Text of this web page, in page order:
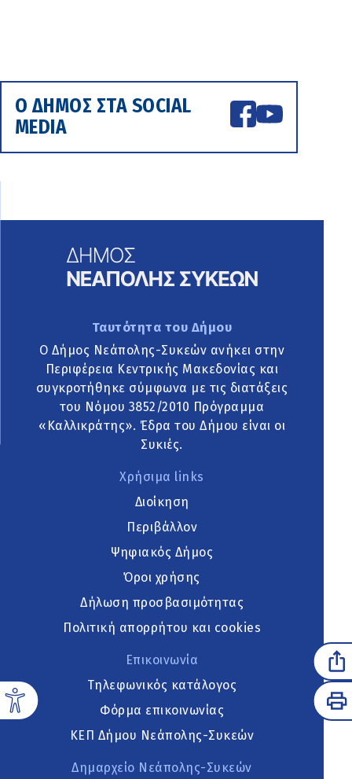
Ο ΔΗΜΟΣ ΣΤΑ SOCIAL
MEDIA
Ταυτότητα του Δήμου
Ο Δήμος Νεάπολης-Συκεών ανήκει στην
Περιφέρεια Κεντρικής Μακεδονίας και
συγκροτήθηκε σύμφωνα με τις διατάξεις
του Νόμου 3852/2010 Πρόγραμμα
«Καλλικράτης». Έδρα του Δήμου είναι οι
Συκιές.
Χρήσιμα links
Διοίκηση
Περιβάλλον
Ψηφιακός Δήμος
Όροι χρήσης
Δήλωση προσβασιμότητας
Πολιτική απορρήτου και cookies
Επικοινωνία
Τηλεφωνικός κατάλογος
Φόρμα επικοινωνίας
ΚΕΠ Δήμου Νεάπολης-Συκεών
Δημαρχείο Νεάπολης-Συκεών